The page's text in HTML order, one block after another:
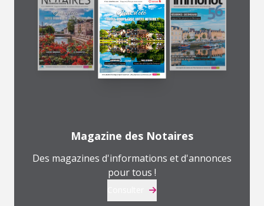
Magazine des Notaires
Des magazines d'informations et d'annonces
pour tous !